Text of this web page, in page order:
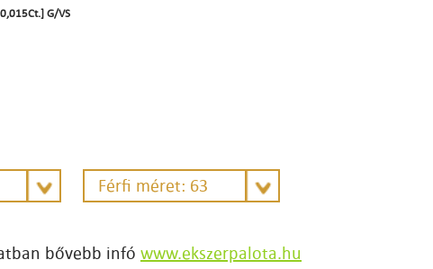
G/VS
Férfi méret: 63
bővebb infó www.ekszerpalota.hu